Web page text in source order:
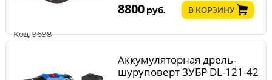
Код: 9698
8800 руб. В КОРЗИНУ
Аккумуляторная дрель-
шуруповерт ЗУБР DL-121-42